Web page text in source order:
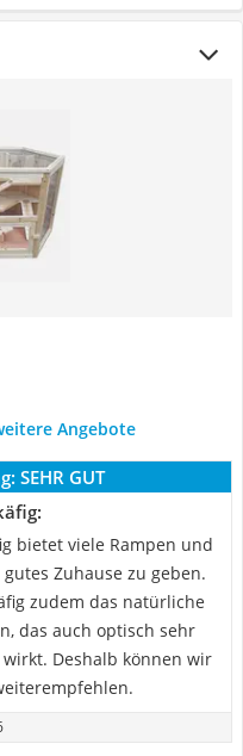
Angebote
SEHR GUT
bietet viele Rampen und
Zuhause zu geben.
zudem das natürliche
das auch optisch sehr
Deshalb können wir